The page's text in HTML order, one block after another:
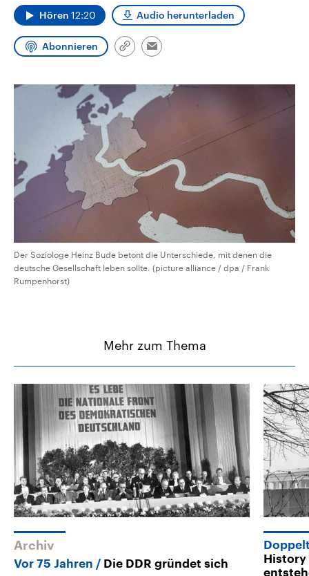
und Kandidaten der anstehenden
Wahl. Hören 12:20 Audio herunterladen
Abonnieren
Link
Email
Der Soziologe Heinz Bude betont die Unterschiede, mit denen die
deutsche Gesellschaft leben sollte. (picture alliance / dpa / Frank
Rumpenhorst)
Mehr zum Thema
Archiv
Vor 75 Jahren Die DDR gründet sich
History